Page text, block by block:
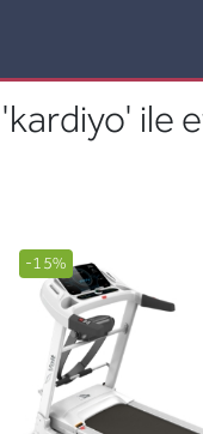
'kardiyo' ile
-15%